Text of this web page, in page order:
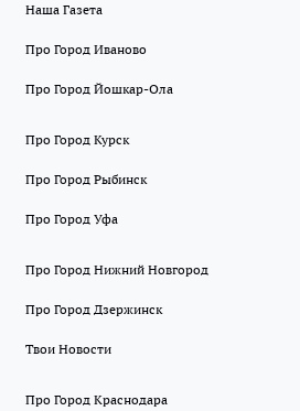
Наша Газета
Про Город Иваново
Про Город Йошкар-Ола
Про Город Курск
Про Город Рыбинск
Про Город Уфа
Про Город Нижний Новгород
Про Город Дзержинск
Твои Новости
Про Город Краснодара